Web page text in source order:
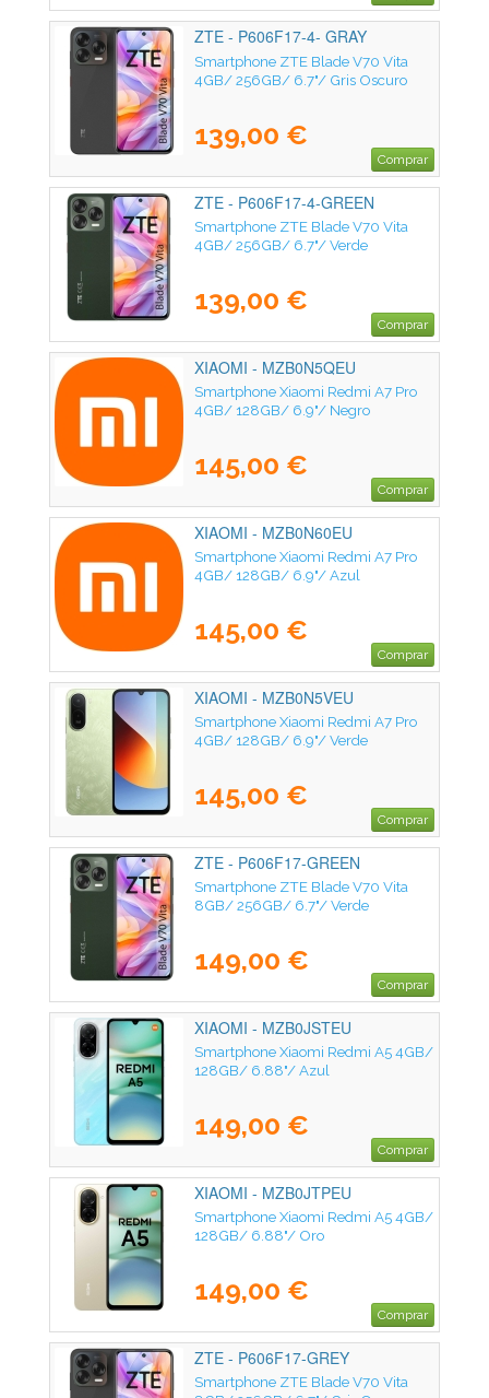
ZTE - P606F17-4- GRAY
Smartphone ZTE Blade V70 Vita
4GB/ 256GB/ 6.7"/ Gris Oscuro
139,00 €
Comprar
ZTE - P606F17-4-GREEN
Smartphone ZTE Blade V70 Vita
4GB/ 256GB/ 6.7"/ Verde
139,00 €
Comprar
XIAOMI - MZB0N5QEU
Smartphone Xiaomi Redmi A7 Pro
4GB/ 128GB/ 6.9"/ Negro
145,00 €
Comprar
XIAOMI - MZB0N60EU
Smartphone Xiaomi Redmi A7 Pro
4GB/ 128GB/ 6.9"/ Azul
145,00 €
Comprar
XIAOMI - MZB0N5VEU
Smartphone Xiaomi Redmi A7 Pro
4GB/ 128GB/ 6.9"/ Verde
145,00 €
Comprar
ZTE - P606F17-GREEN
Smartphone ZTE Blade V70 Vita
8GB/ 256GB/ 6.7"/ Verde
149,00 €
Comprar
XIAOMI - MZB0JSTEU
Smartphone Xiaomi Redmi A5 4GB/
128GB/ 6.88"/ Azul
149,00 €
Comprar
XIAOMI - MZB0JTPEU
Smartphone Xiaomi Redmi A5 4GB/
128GB/ 6.88"/ Oro
149,00 €
Comprar
ZTE - P606F17-GREY
Smartphone ZTE Blade V70 Vita